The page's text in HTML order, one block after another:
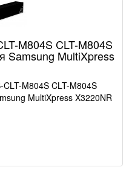
M804S CLT-M804S
Samsung MultiXpress
M804S CLT-M804S
MultiXpress X3220NR